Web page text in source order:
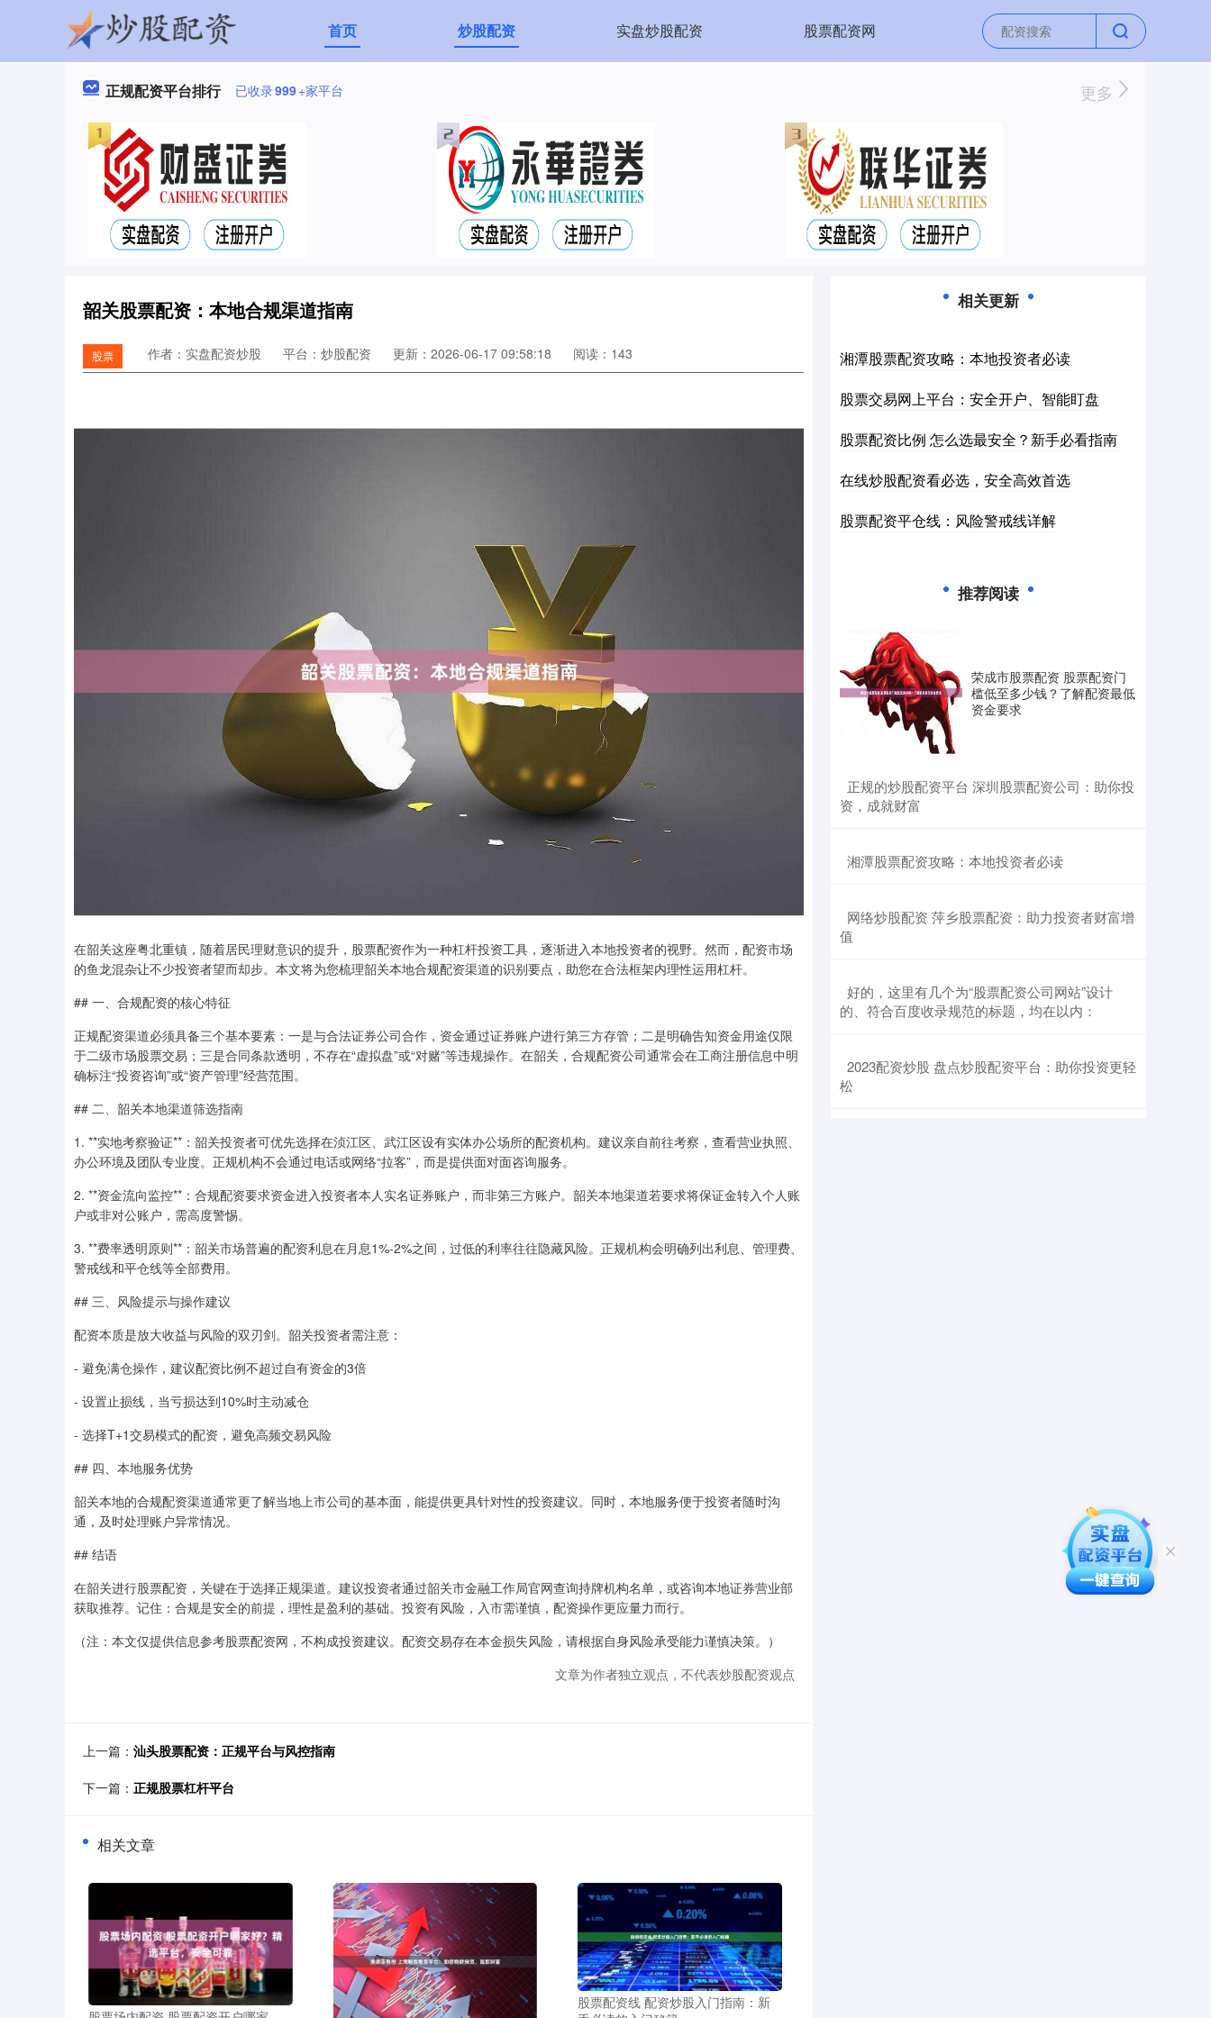
首页 炒股配资 实盘炒股配资 股票配资网
正规配资平台排行 已收录999+家平台 更多
韶关股票配资：本地合规渠道指南
股票 作者：实盘配资炒股 平台：炒股配资 更新：2026-06-17 09:58:18 阅读：143
在韶关这座粤北重镇，随着居民理财意识的提升，股票配资作为一种杠杆投资工具，逐渐进入本地投资者的视野。然而，配资市场
的鱼龙混杂让不少投资者望而却步。本文将为您梳理韶关本地合规配资渠道的识别要点，助您在合法框架内理性运用杠杆。
## 一、合规配资的核心特征
正规配资渠道必须具备三个基本要素：一是与合法证券公司合作，资金通过证券账户进行第三方存管；二是明确告知资金用途仅限
于二级市场股票交易；三是合同条款透明，不存在“虚拟盘”或“对赌”等违规操作。在韶关，合规配资公司通常会在工商注册信息中明
确标注“投资咨询”或“资产管理”经营范围。
## 二、韶关本地渠道筛选指南
1. **实地考察验证**：韶关投资者可优先选择在浈江区、武江区设有实体办公场所的配资机构。建议亲自前往考察，查看营业执照、
办公环境及团队专业度。正规机构不会通过电话或网络“拉客”，而是提供面对面咨询服务。
2. **资金流向监控**：合规配资要求资金进入投资者本人实名证券账户，而非第三方账户。韶关本地渠道若要求将保证金转入个人账
户或非对公账户，需高度警惕。
3. **费率透明原则**：韶关市场普遍的配资利息在月息1%-2%之间，过低的利率往往隐藏风险。正规机构会明确列出利息、管理费、
警戒线和平仓线等全部费用。
## 三、风险提示与操作建议
配资本质是放大收益与风险的双刃剑。韶关投资者需注意：
- 避免满仓操作，建议配资比例不超过自有资金的3倍
- 设置止损线，当亏损达到10%时主动减仓
- 选择T+1交易模式的配资，避免高频交易风险
## 四、本地服务优势
韶关本地的合规配资渠道通常更了解当地上市公司的基本面，能提供更具针对性的投资建议。同时，本地服务便于投资者随时沟
通，及时处理账户异常情况。
## 结语
在韶关进行股票配资，关键在于选择正规渠道。建议投资者通过韶关市金融工作局官网查询持牌机构名单，或咨询本地证券营业部
获取推荐。记住：合规是安全的前提，理性是盈利的基础。投资有风险，入市需谨慎，配资操作更应量力而行。
（注：本文仅提供信息参考股票配资网，不构成投资建议。配资交易存在本金损失风险，请根据自身风险承受能力谨慎决策。）
文章为作者独立观点，不代表炒股配资观点
上一篇： 汕头股票配资：正规平台与风控指南
下一篇： 正规股票杠杆平台
相关文章
股票配资线 配资炒股入门指南：新
相关更新
湘潭股票配资攻略：本地投资者必读
股票交易网上平台：安全开户、智能盯盘
股票配资比例 怎么选最安全？新手必看指南
在线炒股配资看必选，安全高效首选
股票配资平仓线：风险警戒线详解
推荐阅读
荣成市股票配资 股票配资门
槛低至多少钱？了解配资最低
资金要求
​正规的炒股配资平台 深圳股票配资公司：助你投
资，成就财富
​湘潭股票配资攻略：本地投资者必读
​网络炒股配资 萍乡股票配资：助力投资者财富增
值
​好的，这里有几个为“股票配资公司网站”设计
的、符合百度收录规范的标题，均在以内：
​2023配资炒股 盘点炒股配资平台：助你投资更轻
松